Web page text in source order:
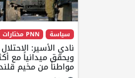
سياسة PNN مختارات
نادي الأسير:
مواطناً من مخيم